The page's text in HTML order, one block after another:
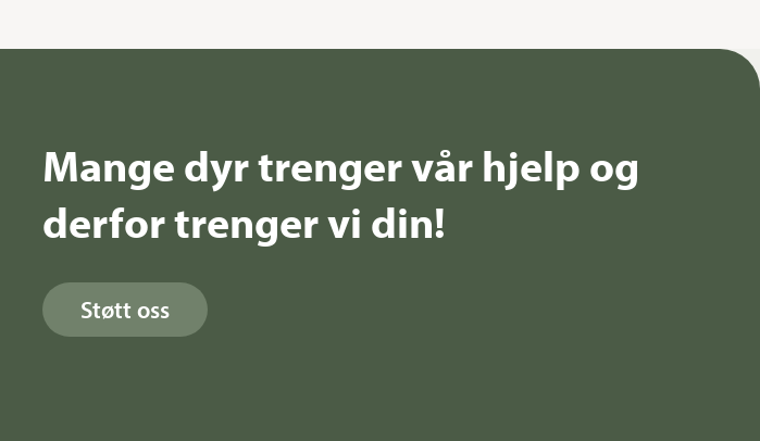
Mange dyr trenger vår hjelp og
derfor trenger vi din!
Støtt oss